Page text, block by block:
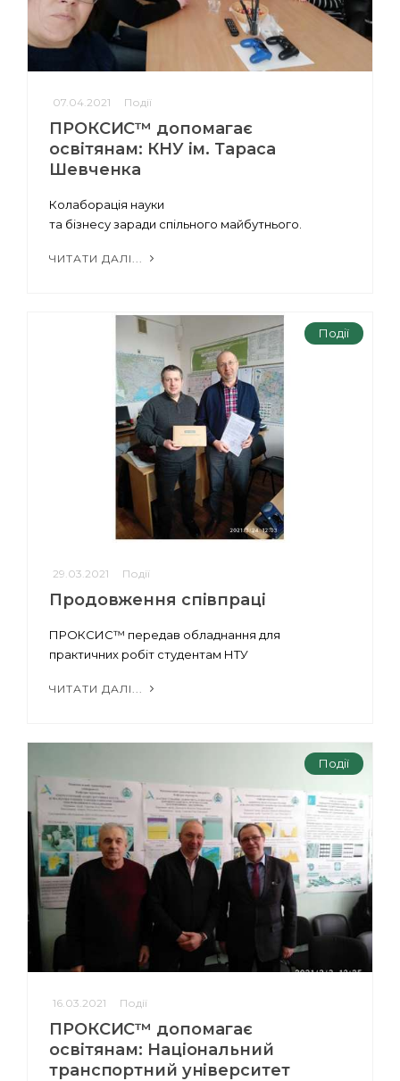
07.04.2021 Події
ПРОКСИС™ допомагає
освітянам: КНУ ім. Тараса
Шевченка
Колаборація науки
та бізнесу заради спільного майбутнього.
ЧИТАТИ ДАЛІ...
Події
29.03.2021 Події
Продовження співпраці
ПРОКСИС™ передав обладнання для
практичних робіт студентам НТУ
ЧИТАТИ ДАЛІ...
Події
16.03.2021 Події
ПРОКСИС™ допомагає
освітянам: Національний
транспортний університет